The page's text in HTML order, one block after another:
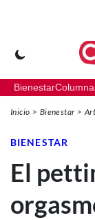
Bienestar
Inicio Bienestar
BIENESTAR
El